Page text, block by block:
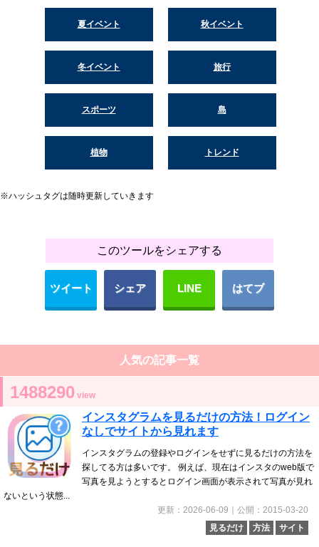
夏イベント 秋イベント
冬イベント 旅行
スポーツ 島
植物 トレンド
※ハッシュタグは随時更新していきます
このツールをシェアする
ツイート シェア LINE はてブ
人気の記事一覧
1488290 view
インスタグラムを見るだけの方法！ログイン
なしでサイトから見れます
インスタグラムの登録やログインをせずに見るだけの方法を
探してる方は多いです。 例えば、現在はインスタのweb版で
写真を見ようとするとログイン画面が表示されて写真が見れ
ないという状態...
更新：2026-06-09｜公開：2015-03-20
見るだけ
方法 サイト